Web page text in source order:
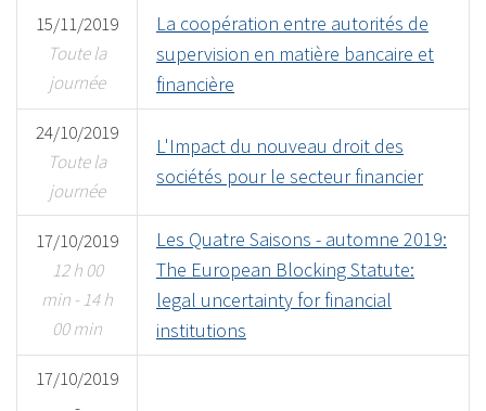
15/11/2019
Toute la
journée
La coopération entre autorités de
supervision en matière bancaire et
financière
24/10/2019
Toute la
journée
L'Impact du nouveau droit des
sociétés pour le secteur financier
17/10/2019
12 h 00
min - 14 h
00 min
Les Quatre Saisons - automne 2019:
The European Blocking Statute:
legal uncertainty for financial
institutions
17/10/2019